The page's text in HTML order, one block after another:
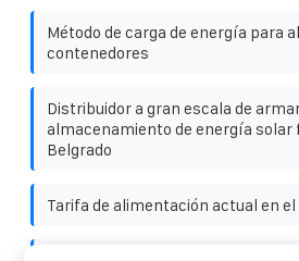
Método de carga de energía para
contenedores
Distribuidor a gran escala de
almacenamiento de energía solar
Belgrado
Tarifa de alimentación actual en el